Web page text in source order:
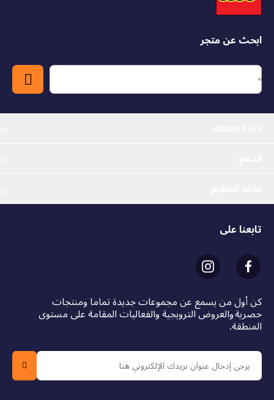
ابحث عن متجر
كن أول من يسمع عن مجموعات جديدة تماما ومنتجات
حصرية والعروض الترويجية والفعاليات المقامة على مستوى
المنطقة.
تابعنا على